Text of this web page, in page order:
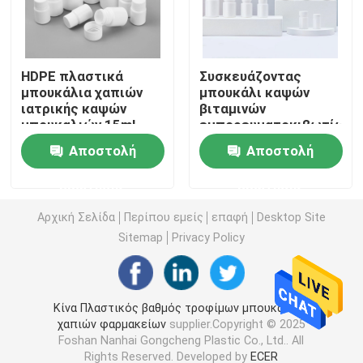
Πλαστικό μπουκάλι σάλτσας συμπιέσεων
Καθαριστικό μπουκάλι πλυντηρίων
Φυτοφάρμακα που συσκευάζουν τα μπουκάλια
Πλαστική ΚΑΠ μπουκαλιών
Πλαστικός προσχηματισμός μπουκαλιών
Πλαστικά μπουκάλια καρυκευμάτων
HDPE πλαστικά
μπουκάλια χαπιών
ιατρικής καψών
μπουκαλιών 15ml
20ml 30ml χαπιών
μεταλλινώνΑποστολή
Συσκευάζοντας
μπουκάλι καψών
βιταμινών
εμπορευματοκιβωτίων
χαπιών
πολυαιθυλενίου
πλαστικό
Αποστολή
Αρχική Σελίδα Περίπου εμείς επαφή
Desktop Site
Sitemap
Privacy Policy
Κίνα Πλαστικός βαθμός τροφίμων μπουκαλιών
χαπιών φαρμακείων supplier.Copyright © 2025
Foshan Nanhai Gongcheng Plastic Co., Ltd.. All
Rights Reserved. Developed by ECER